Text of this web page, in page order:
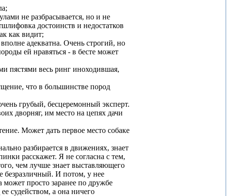
не разбрасывается, но и не
достоинств и недостатков
как видит;
адекватна. Очень строгий, но
ей нравяться - в бесте может
пястями весь ринг иноходившая,
что в большинстве пород
грубый, бесцеремонный эксперт.
дворняг, им место на цепях дачи
Может дать первое место собаке
разбирается в движениях, знает
расскажет. Я не согласна с тем,
чем лучше знает выставляющего
безразличный. И потом, у нее
просто заранее по дружбе
судейством, а она ничего